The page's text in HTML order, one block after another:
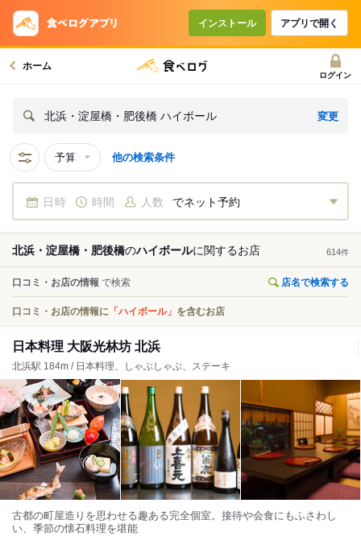
インストール アプリで開く
ホーム
ログイン
北浜・淀屋橋・肥後橋 ハイボール 変更
予算 他の検索条件
日時 時間 人数 でネット予約
北浜・淀屋橋・肥後橋のハイボールに関するお店 614件
口コミ・お店の情報 で検索 店名で検索する
口コミ・お店の情報に 「ハイボール」 を含むお店
日本料理 大阪光林坊 北浜
北浜駅 184m / 日本料理、しゃぶしゃぶ、ステーキ
古都の町屋造りを思わせる趣ある完全個室。接待や会食にもふさわし
い、季節の懐石料理を堪能